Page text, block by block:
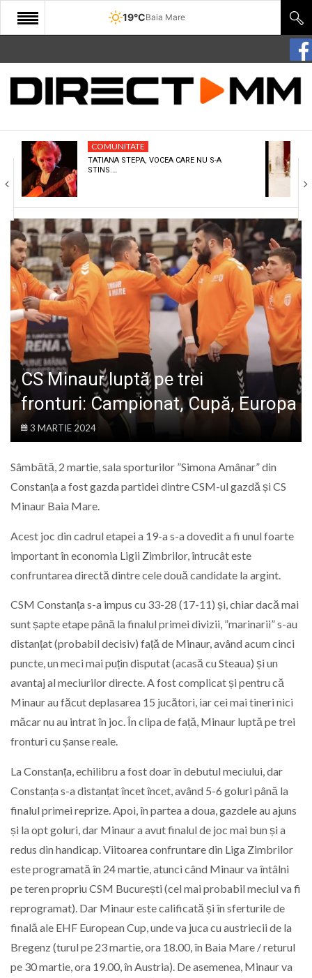
19°CBaia Mare
START
COMUNITATE
CULTURA
ECONOMIE
SANATATE
SPORT
SPECIAL
POLITIC
LIFE
COMUNITATE
TATIANA STEPA, VOCEA CARE NU S-A
STINS.…
CS Minaur luptă pe trei
fronturi: Campionat, Cupă, Europa
3 MARTIE 2024
Sâmbătă, 2 martie, sala sporturilor ”Simona Amânar” din
Constanța a fost gazda partidei dintre CSM-ul gazdă și CS
Minaur Baia Mare.
Acest joc din cadrul etapei a 19-a s-a dovedit a fi unul foarte
important în economia Ligii Zimbrilor, întrucât este
confruntarea directă dintre cele două candidate la argint.
CSM Constanța s-a impus cu 33-28 (17-11) și, chiar dacă mai
sunt șapte etape până la finalul primei divizii, ”marinarii” s-au
distanțat (probabil decisiv) față de Minaur, având acum cinci
puncte, un meci mai puțin disputat (acasă cu Steaua) și un
avantaj al meciurilor directe. A fost complicat și pentru că
Minaur au făcut deplasarea 15 jucători, iar cei mai tineri nici
măcar nu au intrat în joc. În clipa de față, Minaur luptă pe trei
fronturi cu șanse reale.
La Constanța, echilibru a fost doar în debutul meciului, dar
Constanța s-a distanțat încet încet, având 5-6 goluri până la
finalul primei reprize. Apoi, în partea a doua, gazdele au ajuns
și la opt goluri, dar Minaur a avut finalul de joc mai bun și a
redus din handicap. Viitoarea confruntare din Liga Zimbrilor
este programată în 24 martie, atunci când Minaur va întâlni
pe teren propriu CSM București (cel mai probabil meciul va fi
reprogramat). Dar Minaur este calificată și în sferturile de
finală ale EHF European Cup, unde va juca cu austriecii de la
Bregenz (turul pe 23 martie, ora 18.00, în Baia Mare / returul
pe 30 martie, ora 19.00, în Austria). De asemenea, Minaur va